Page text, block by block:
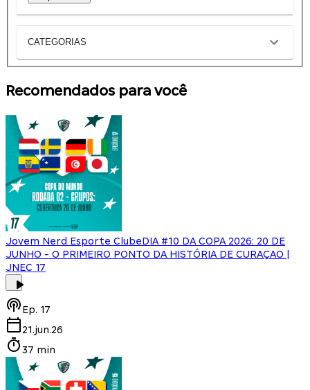
CATEGORIAS
Recomendados para você
Jovem Nerd Esporte ClubeDIA #10 DA COPA 2026: 20 DE
JUNHO - O PRIMEIRO PONTO DA HISTÓRIA DE CURAÇAO |
JNEC 17
Ep. 17
21.jun.26
37 min